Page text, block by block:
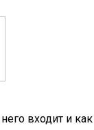
входит и как